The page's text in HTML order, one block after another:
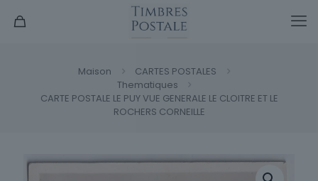
Maison
CARTES POSTALES
Thematiques
CARTE POSTALE LE PUY VUE GENERALE LE CLOITRE ET LE
ROCHERS CORNEILLE